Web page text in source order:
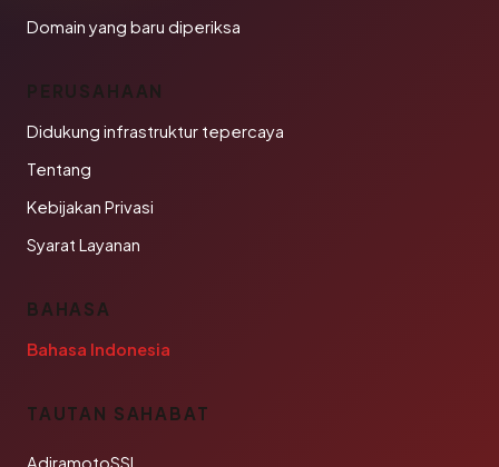
Domain yang baru diperiksa
PERUSAHAAN
Didukung infrastruktur tepercaya
Tentang
Kebijakan Privasi
Syarat Layanan
BAHASA
Bahasa Indonesia
TAUTAN SAHABAT
AdiramotoSSL